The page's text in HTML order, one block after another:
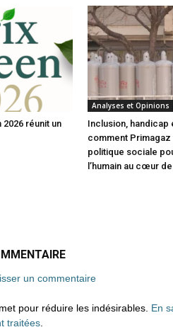
réunit un
Analyses et Opinions
Inclusion, handicap
comment
politique sociale
l’humain au cœur
un commentaire
pour réduire les indésirables. En
traitées